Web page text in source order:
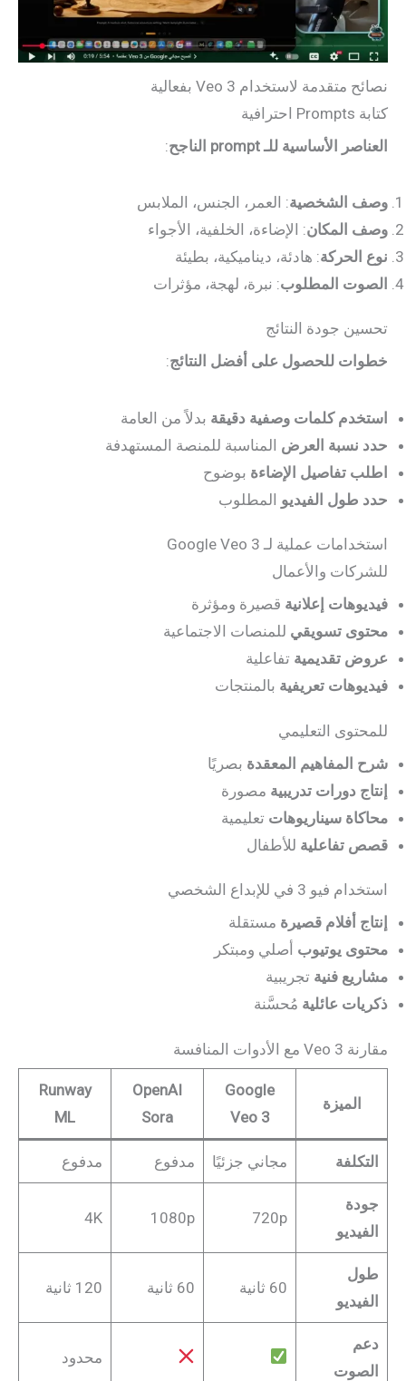
نصائح متقدمة لاستخدام Veo 3 بفعالية
كتابة Prompts احترافية
العناصر الأساسية للـ prompt الناجح
:
وصف الشخصية: العمر، الجنس، الملابس
وصف المكان: الإضاءة، الخلفية، الأجواء
نوع الحركة: هادئة، ديناميكية، بطيئة
الصوت المطلوب: نبرة، لهجة، مؤثرات
تحسين جودة النتائج
خطوات للحصول على أفضل النتائج:
استخدم كلمات وصفية دقيقة بدلاً من العامة
حدد نسبة العرض المناسبة للمنصة المستهدفة
اطلب تفاصيل الإضاءة بوضوح
حدد طول الفيديو المطلوب
استخدامات عملية لـ Google Veo 3
للشركات والأعمال
فيديوهات إعلانية قصيرة ومؤثرة
محتوى تسويقي للمنصات الاجتماعية
عروض تقديمية تفاعلية
فيديوهات تعريفية بالمنتجات
للمحتوى التعليمي
شرح المفاهيم المعقدة بصريًا
إنتاج دورات تدريبية مصورة
محاكاة سيناريوهات تعليمية
قصص تفاعلية للأطفال
استخدام فيو 3 في للإبداع الشخصي
إنتاج أفلام قصيرة مستقلة
محتوى يوتيوب أصلي ومبتكر
مشاريع فنية تجريبية
ذكريات عائلية مُحسَّنة
مقارنة Veo 3 مع الأدوات المنافسة
الميزة
Google
Veo 3
OpenAI
Sora
Runway
ML
التكلفة مجاني جزئيًا مدفوع مدفوع
جودة
الفيديو
720p
1080p
4K
طول
الفيديو
60 ثانية 60 ثانية 120 ثانية
دعم
الصوت
محدود